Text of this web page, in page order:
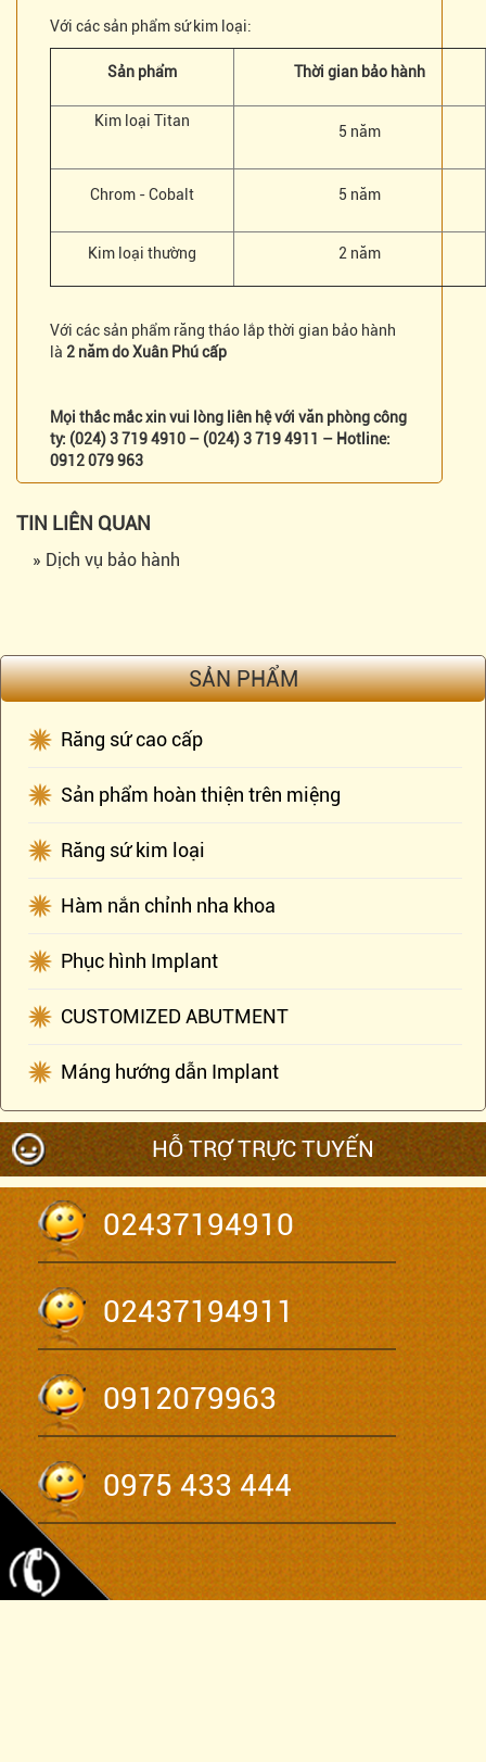
Với các sản phẩm sứ kim loại:
Sản phẩm Thời gian bảo hành
Kim loại Titan
5 năm
Chrom - Cobalt 5 năm
Kim loại thường 2 năm
Với các sản phẩm răng tháo lắp thời gian bảo hành
là 2 năm do Xuân Phú cấp
Mọi thắc mắc xin vui lòng liên hệ với văn phòng công
ty: (024) 3 719 4910 – (024) 3 719 4911 – Hotline:
0912 079 963
TIN LIÊN QUAN
» Dịch vụ bảo hành
SẢN PHẨM
Răng sứ cao cấp
Sản phẩm hoàn thiện trên miệng
Răng sứ kim loại
Hàm nắn chỉnh nha khoa
Phục hình Implant
CUSTOMIZED ABUTMENT
Máng hướng dẫn Implant
HỖ TRỢ TRỰC TUYẾN
02437194910
02437194911
0912079963
0975 433 444